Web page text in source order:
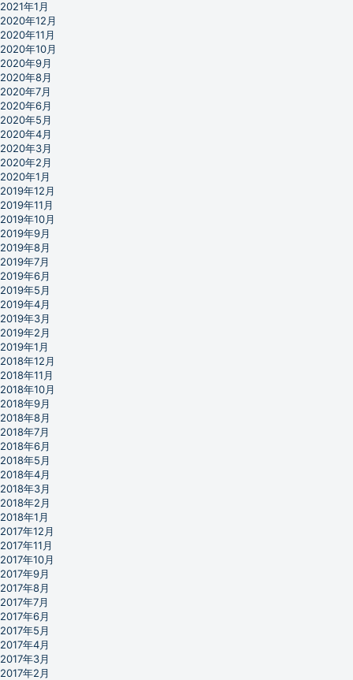
2021年1月
2020年12月
2020年11月
2020年10月
2020年9月
2020年8月
2020年7月
2020年6月
2020年5月
2020年4月
2020年3月
2020年2月
2020年1月
2019年12月
2019年11月
2019年10月
2019年9月
2019年8月
2019年7月
2019年6月
2019年5月
2019年4月
2019年3月
2019年2月
2019年1月
2018年12月
2018年11月
2018年10月
2018年9月
2018年8月
2018年7月
2018年6月
2018年5月
2018年4月
2018年3月
2018年2月
2018年1月
2017年12月
2017年11月
2017年10月
2017年9月
2017年8月
2017年7月
2017年6月
2017年5月
2017年4月
2017年3月
2017年2月